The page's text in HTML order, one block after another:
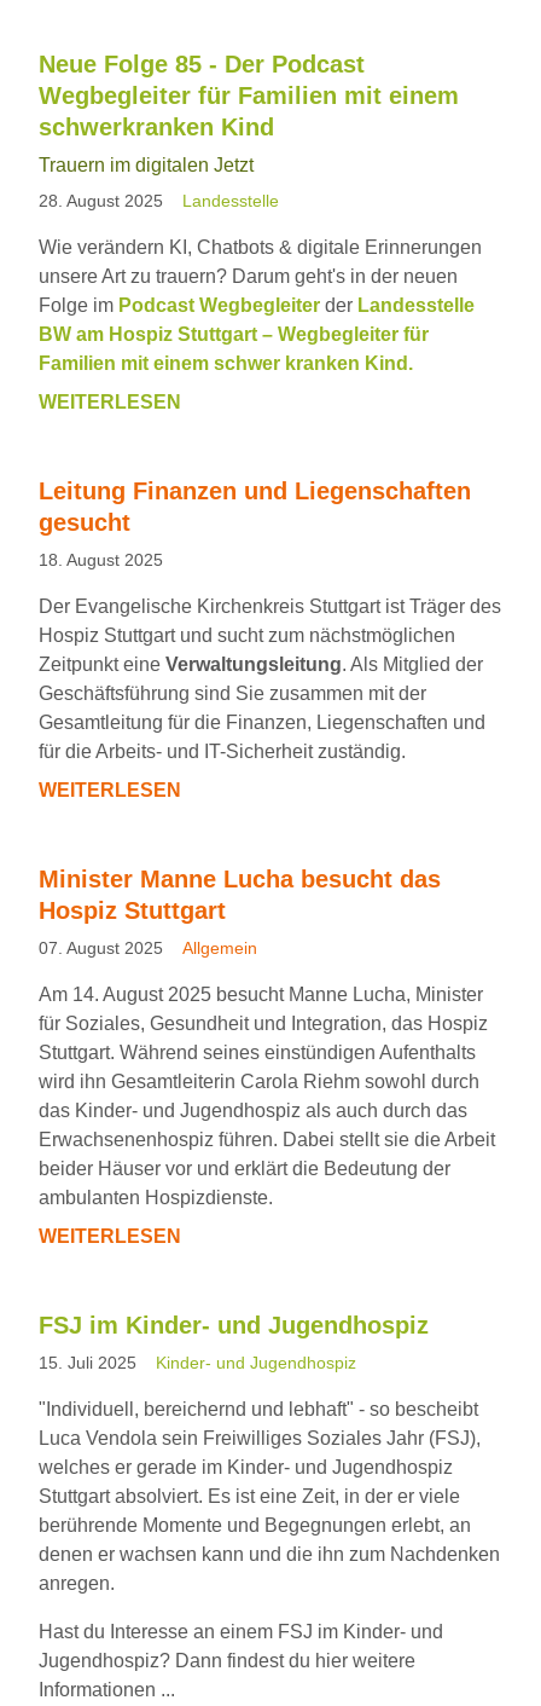
IM
HERBST
Neue Folge 85 - Der Podcast
Wegbegleiter für Familien mit einem
schwerkranken Kind
Trauern im digitalen Jetzt
28. August 2025 Landesstelle
Wie verändern KI, Chatbots & digitale Erinnerungen
unsere Art zu trauern? Darum geht's in der neuen
Folge im Podcast Wegbegleiter der Landesstelle
BW am Hospiz Stuttgart – Wegbegleiter für
Familien mit einem schwer kranken Kind.
WEITERLESEN
NEUE
-
DER
PODCAST
FÜR
FAMILIEN
MIT
EINEM
SCHWERKRANKEN
KIND
Leitung Finanzen und Liegenschaften
gesucht
18. August 2025
Der Evangelische Kirchenkreis Stuttgart ist Träger des
Hospiz Stuttgart und sucht zum nächstmöglichen
Zeitpunkt eine Verwaltungsleitung. Als Mitglied der
Geschäftsführung sind Sie zusammen mit der
Gesamtleitung für die Finanzen, Liegenschaften und
für die Arbeits- und IT-Sicherheit zuständig.
WEITERLESEN
LEITUNG
LIEGENSCHAFTEN
GESUCHT
Minister Manne Lucha besucht das
Hospiz Stuttgart
07. August 2025 Allgemein
Am 14. August 2025 besucht Manne Lucha, Minister
für Soziales, Gesundheit und Integration, das Hospiz
Stuttgart. Während seines einstündigen Aufenthalts
wird ihn Gesamtleiterin Carola Riehm sowohl durch
das Kinder- und Jugendhospiz als auch durch das
Erwachsenenhospiz führen. Dabei stellt sie die Arbeit
beider Häuser vor und erklärt die Bedeutung der
ambulanten Hospizdienste.
WEITERLESEN
MINISTER
BESUCHT
DAS
STUTTGART
FSJ im Kinder- und Jugendhospiz
15. Juli 2025 Kinder- und Jugendhospiz
"Individuell, bereichernd und lebhaft" - so bescheibt
Luca Vendola sein Freiwilliges Soziales Jahr (FSJ),
welches er gerade im Kinder- und Jugendhospiz
Stuttgart absolviert. Es ist eine Zeit, in der er viele
berührende Momente und Begegnungen erlebt, an
denen er wachsen kann und die ihn zum Nachdenken
anregen.
Hast du Interesse an einem FSJ im Kinder- und
Jugendhospiz? Dann findest du hier weitere
Informationen ...